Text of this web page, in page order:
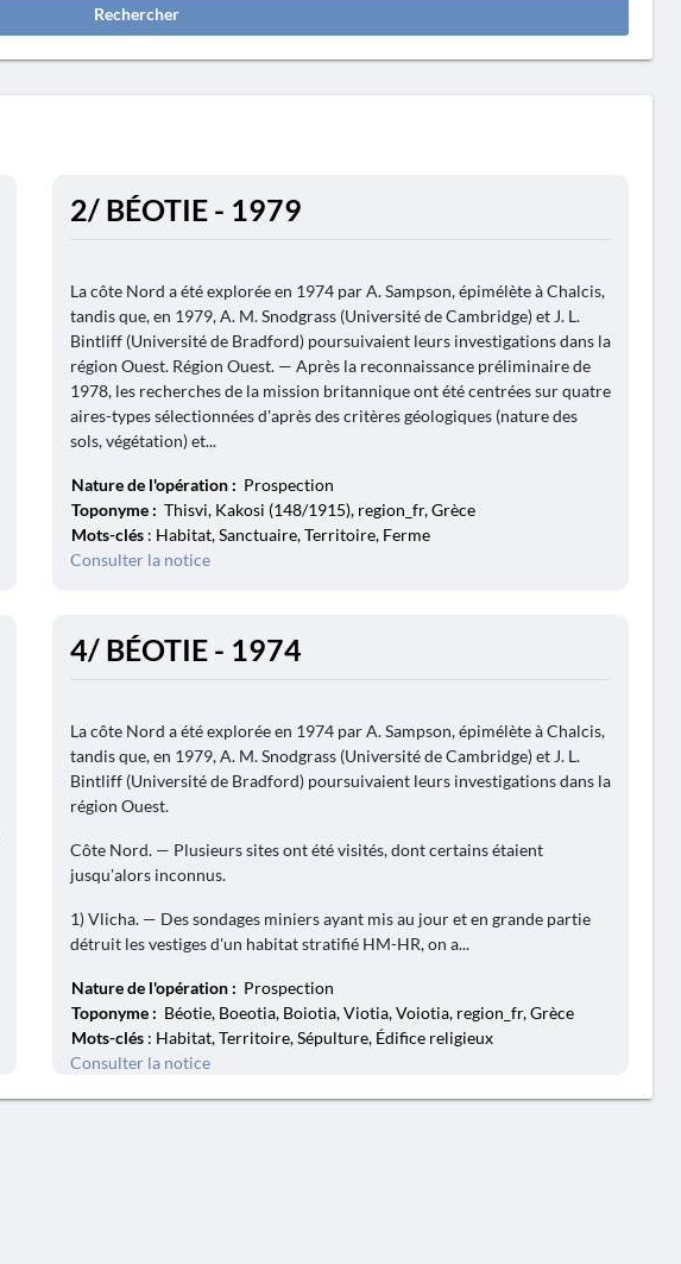
Rechercher
2/ BÉOTIE - 1979
La côte Nord a été explorée en 1974 par A. Sampson, épimélète à Chalcis,
tandis que, en 1979, A. M. Snodgrass (Université de Cambridge) et J. L.
Bintliff (Université de Bradford) poursuivaient leurs investigations dans la
région Ouest. Région Ouest. — Après la reconnaissance préliminaire de
1978, les recherches de la mission britannique ont été centrées sur quatre
aires-types sélectionnées d'après des critères géologiques (nature des
sols, végétation) et...
Nature de l'opération : Prospection
Toponyme : Thisvi, Kakosi (148/1915), region_fr, Grèce
Mots-clés : Habitat, Sanctuaire, Territoire, Ferme
Consulter la notice
4/ BÉOTIE - 1974
La côte Nord a été explorée en 1974 par A. Sampson, épimélète à Chalcis,
tandis que, en 1979, A. M. Snodgrass (Université de Cambridge) et J. L.
Bintliff (Université de Bradford) poursuivaient leurs investigations dans la
région Ouest.
Côte Nord. — Plusieurs sites ont été visités, dont certains étaient
jusqu'alors inconnus.
1) Vlicha. — Des sondages miniers ayant mis au jour et en grande partie
détruit les vestiges d'un habitat stratifié HM-HR, on a...
Nature de l'opération : Prospection
Toponyme : Béotie, Boeotia, Boiotia, Viotia, Voiotia, region_fr, Grèce
Mots-clés : Habitat, Territoire, Sépulture, Édifice religieux
Consulter la notice